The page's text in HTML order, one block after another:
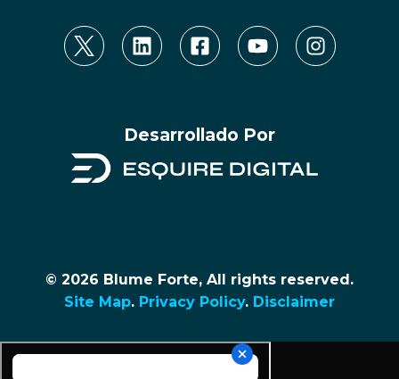
Desarrollado Por
© 2026 Blume Forte, All rights reserved.
Site Map. Privacy Policy. Disclaimer